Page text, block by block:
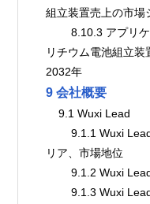
組立装置売上の市
        8.10.3 アプリケーション別の中東・アフリカの
リチウム電池組立
2032年
9 会社概要
    9.1 Wuxi Lead
        9.1.1 Wuxi Lead 企業情報、本社、サービスエ
リア、市場地位
9.1.2
        9.1.3 Wuxi Lead リチウム電池組立装置モデ